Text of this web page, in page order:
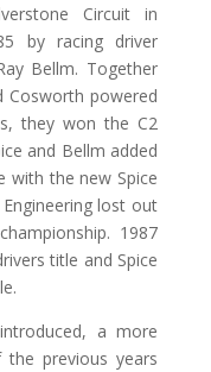
Circuit in
by racing driver
Bellm. Together
Cosworth powered
they won the C2
and Bellm added
with the new Spice
lost out
1987
title and Spice
a more
previous years